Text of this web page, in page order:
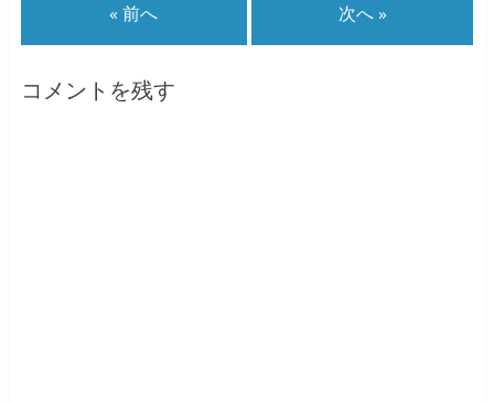
« 前へ 次へ »
コメントを残す